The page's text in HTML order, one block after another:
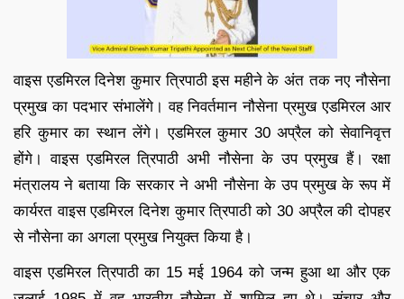
वाइस एडमिरल दिनेश कुमार त्रिपाठी इस महीने के अंत तक नए नौसेना
प्रमुख का पदभार संभालेंगे। वह निवर्तमान नौसेना प्रमुख एडमिरल आर
हरि कुमार का स्थान लेंगे। एडमिरल कुमार 30 अप्रैल को सेवानिवृत्त
होंगे। वाइस एडमिरल त्रिपाठी अभी नौसेना के उप प्रमुख हैं। रक्षा
मंत्रालय ने बताया कि सरकार ने अभी नौसेना के उप प्रमुख के रूप में
कार्यरत वाइस एडमिरल दिनेश कुमार त्रिपाठी को 30 अप्रैल की दोपहर
से नौसेना का अगला प्रमुख नियुक्त किया है।
वाइस एडमिरल त्रिपाठी का 15 मई 1964 को जन्म हुआ था और एक